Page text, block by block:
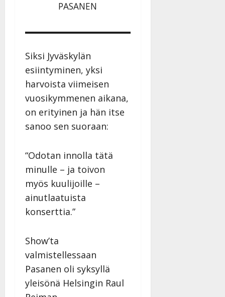
PASANEN
Siksi Jyväskylän
esiintyminen, yksi
harvoista viimeisen
vuosikymmenen aikana,
on erityinen ja hän itse
sanoo sen suoraan:
“Odotan innolla tätä
minulle – ja toivon
myös kuulijoille –
ainutlaatuista
konserttia.”
Show’ta
valmistellessaan
Pasanen oli syksyllä
yleisönä Helsingin Raul